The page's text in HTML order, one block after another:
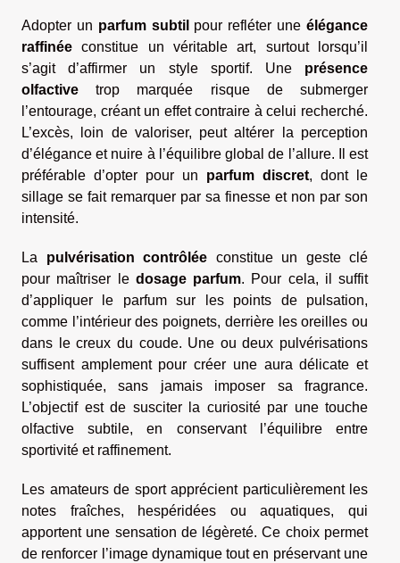
Adopter un parfum subtil pour refléter uneélégance
raffinée constitue un véritable art, surtout lorsqu’il
s’agit d’affirmer un style sportif. Une présence
olfactive trop marquée risque de submerger
l’entourage, créant un effet contraire à celui recherché.
L’excès, loin de valoriser, peut altérer la perception
d’élégance et nuire à l’équilibre global de l’allure. Il est
préférable d’opter pour un parfum discret, dont le
sillage se fait remarquer par sa finesse et non par son
intensité.
La pulvérisation contrôlée constitue un geste clé
pour maîtriser le dosage parfum. Pour cela, il suffit
d’appliquer le parfum sur les points de pulsation,
comme l’intérieur des poignets, derrière les oreilles ou
dans le creux du coude. Une ou deux pulvérisations
suffisent amplement pour créer une aura délicate et
sophistiquée, sans jamais imposer sa fragrance.
L’objectif est de susciter la curiosité par une touche
olfactive subtile, en conservant l’équilibre entre
sportivité et raffinement.
Les amateurs de sport apprécient particulièrement les
notes fraîches, hespéridées ou aquatiques, qui
apportent une sensation de légèreté. Ce choix permet
de renforcer l’image dynamique tout en préservant une